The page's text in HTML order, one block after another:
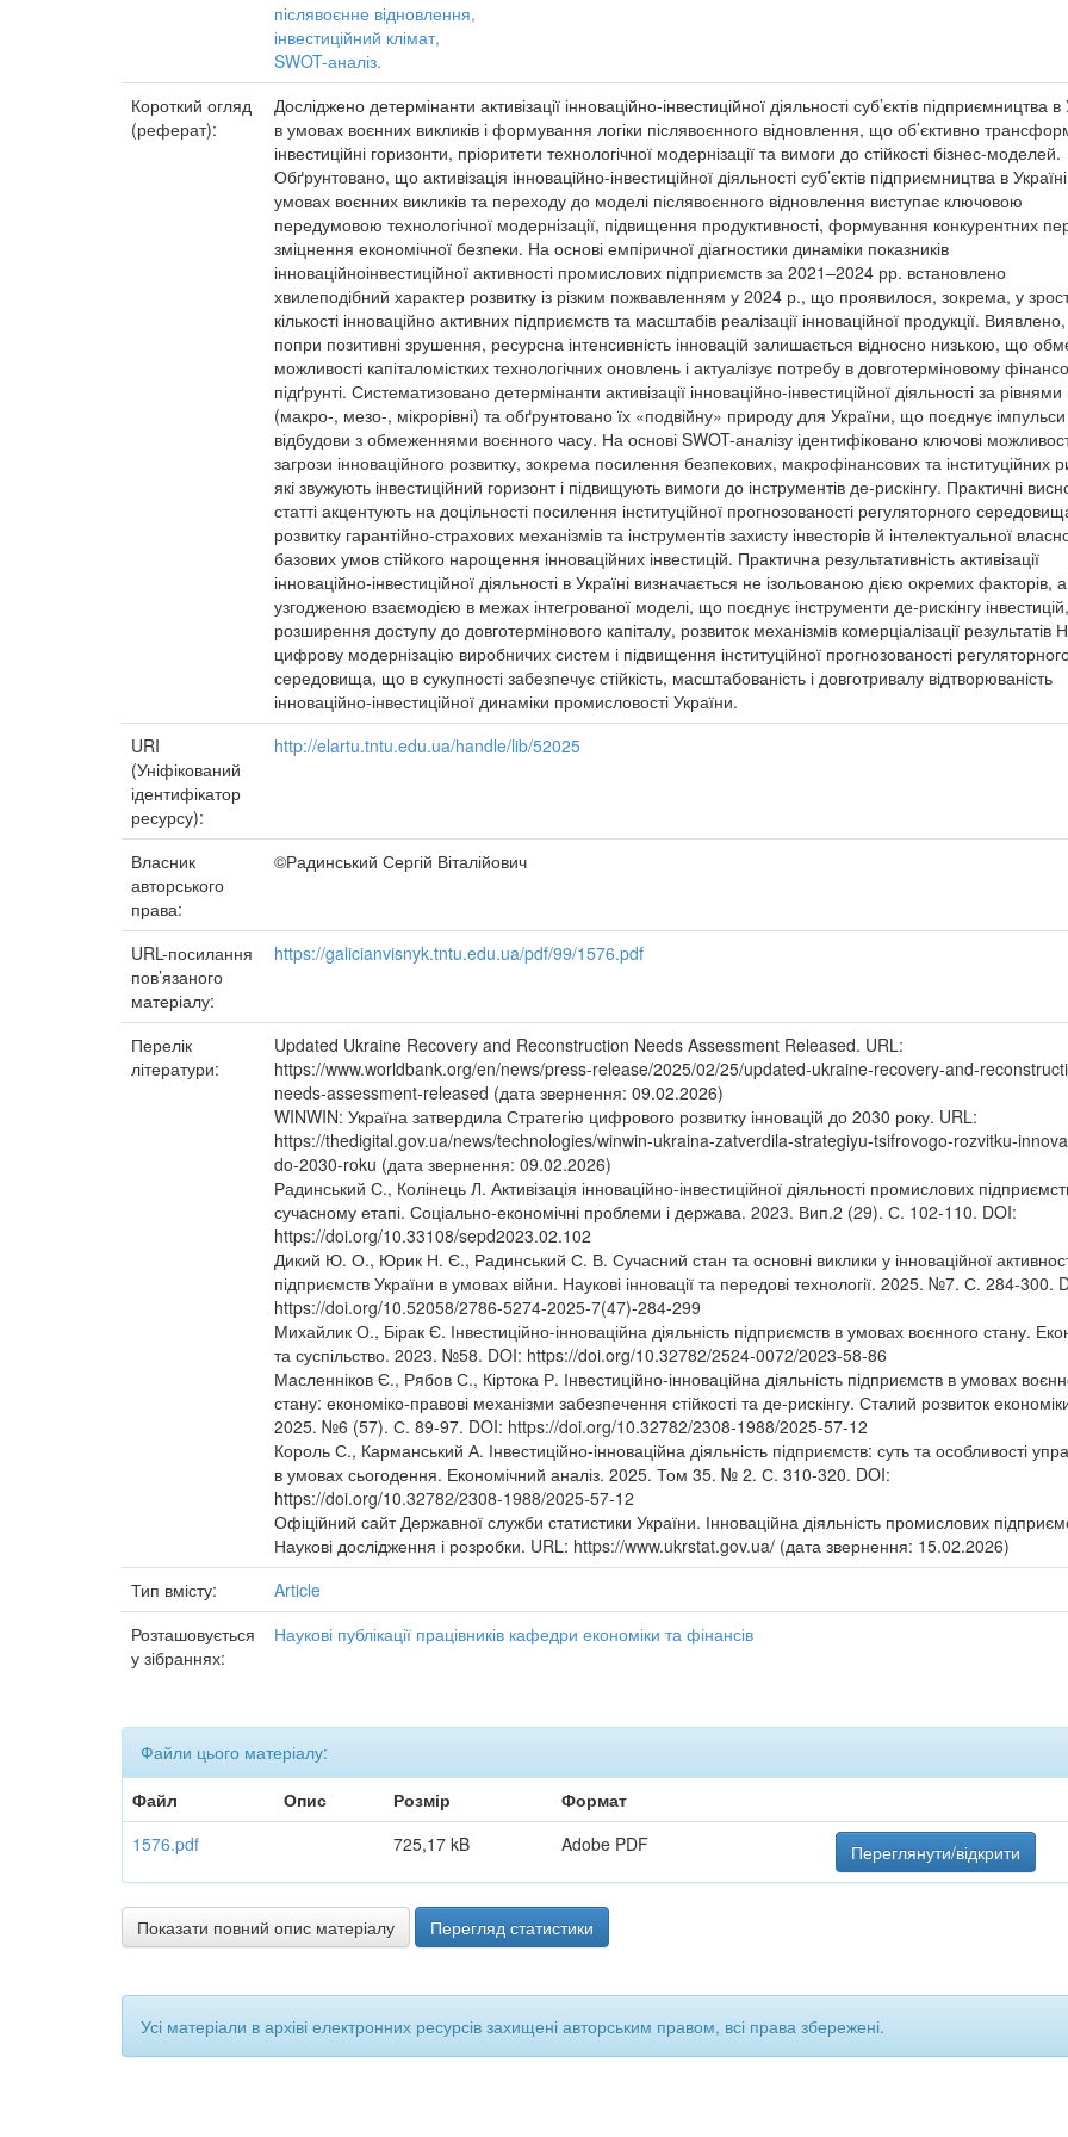
післявоєнне відновлення,
інвестиційний клімат,
SWOT-аналіз.
Короткий огляд
(реферат):
Досліджено детермінанти активізації інноваційно-інвестиційної діяльності суб’єктів підприємництва в
в умовах воєнних викликів і формування логіки післявоєнного відновлення, що об’єктивно
інвестиційні горизонти, пріоритети технологічної модернізації та вимоги до стійкості бізнес-моделей.
Обґрунтовано, що активізація інноваційно-інвестиційної діяльності суб’єктів підприємництва в
умовах воєнних викликів та переходу до моделі післявоєнного відновлення виступає ключовою
передумовою технологічної модернізації, підвищення продуктивності, формування конкурентних
зміцнення економічної безпеки. На основі емпіричної діагностики динаміки показників
інноваційноінвестиційної активності промислових підприємств за 2021–2024 рр. встановлено
хвилеподібний характер розвитку із різким пожвавленням у 2024 р., що проявилося, зокрема, у
кількості інноваційно активних підприємств та масштабів реалізації інноваційної продукції.
попри позитивні зрушення, ресурсна інтенсивність інновацій залишається відносно низькою, що
можливості капіталомістких технологічних оновлень і актуалізує потребу в довготерміновому
підґрунті. Систематизовано детермінанти активізації інноваційно-інвестиційної діяльності за
(макро-, мезо-, мікрорівні) та обґрунтовано їх «подвійну» природу для України, що поєднує імпульси
відбудови з обмеженнями воєнного часу. На основі SWOT-аналізу ідентифіковано ключові
загрози інноваційного розвитку, зокрема посилення безпекових, макрофінансових та інституційних
які звужують інвестиційний горизонт і підвищують вимоги до інструментів де-рискінгу. Практичні
статті акцентують на доцільності посилення інституційної прогнозованості регуляторного
розвитку гарантійно-страхових механізмів та інструментів захисту інвесторів й інтелектуальної
базових умов стійкого нарощення інноваційних інвестицій. Практична результативність активізації
інноваційно-інвестиційної діяльності в Україні визначається не ізольованою дією окремих факторів, а
узгодженою взаємодією в межах інтегрованої моделі, що поєднує інструменти де-рискінгу інвестицій,
розширення доступу до довготермінового капіталу, розвиток механізмів комерціалізації результатів
цифрову модернізацію виробничих систем і підвищення інституційної прогнозованості
середовища, що в сукупності забезпечує стійкість, масштабованість і довготривалу відтворюваність
інноваційно-інвестиційної динаміки промисловості України.
URI
(Уніфікований
ідентифікатор
ресурсу):
http://elartu.tntu.edu.ua/handle/lib/52025
Власник
авторського
права:
©Радинський Сергій Віталійович
URL-посилання
пов’язаного
матеріалу:
https://galicianvisnyk.tntu.edu.ua/pdf/99/1576.pdf
Перелік
літератури:
Updated Ukraine Recovery and Reconstruction Needs Assessment Released. URL:
https://www.worldbank.org/en/news/press-release/2025/02/25/updated-ukraine-recovery-and-
needs-assessment-released (дата звернення: 09.02.2026)
WINWIN: Україна затвердила Стратегію цифрового розвитку інновацій до 2030 року. URL:
https://thedigital.gov.ua/news/technologies/winwin-ukraina-zatverdila-strategiyu-tsifrovogo-rozvitku-
do-2030-roku (дата звернення: 09.02.2026)
Радинський С., Колінець Л. Активізація інноваційно-інвестиційної діяльності промислових
сучасному етапі. Соціально-економічні проблеми і держава. 2023. Вип.2 (29). С. 102-110. DOI:
https://doi.org/10.33108/sepd2023.02.102
Дикий Ю. О., Юрик Н. Є., Радинський С. В. Сучасний стан та основні виклики у інноваційної
підприємств України в умовах війни. Наукові інновації та передові технології. 2025. №7. С. 284-300.
https://doi.org/10.52058/2786-5274-2025-7(47)-284-299
Михайлик О., Бірак Є. Інвестиційно-інноваційна діяльність підприємств в умовах воєнного стану.
та суспільство. 2023. №58. DOI: https://doi.org/10.32782/2524-0072/2023-58-86
Масленніков Є., Рябов С., Кіртока Р. Інвестиційно-інноваційна діяльність підприємств в умовах
стану: економіко-правові механізми забезпечення стійкості та де-рискінгу. Сталий розвиток
2025. №6 (57). С. 89-97. DOI: https://doi.org/10.32782/2308-1988/2025-57-12
Король С., Карманський А. Інвестиційно-інноваційна діяльність підприємств: суть та особливості
в умовах сьогодення. Економічний аналіз. 2025. Том 35. № 2. С. 310-320. DOI:
https://doi.org/10.32782/2308-1988/2025-57-12
Офіційний сайт Державної служби статистики України. Інноваційна діяльність промислових
Наукові дослідження і розробки. URL: https://www.ukrstat.gov.ua/ (дата звернення: 15.02.2026)
Тип вмісту:
Article
Розташовується
у зібраннях:
Наукові публікації працівників кафедри економіки та фінансів
Файли цього матеріалу:
Файл
Опис Розмір
Формат
1576.pdf
725,17 kB Adobe PDF Переглянути/відкрити
Показати повний опис матеріалу Перегляд статистики
Усі матеріали в архіві електронних ресурсів захищені авторським правом, всі права збережені.